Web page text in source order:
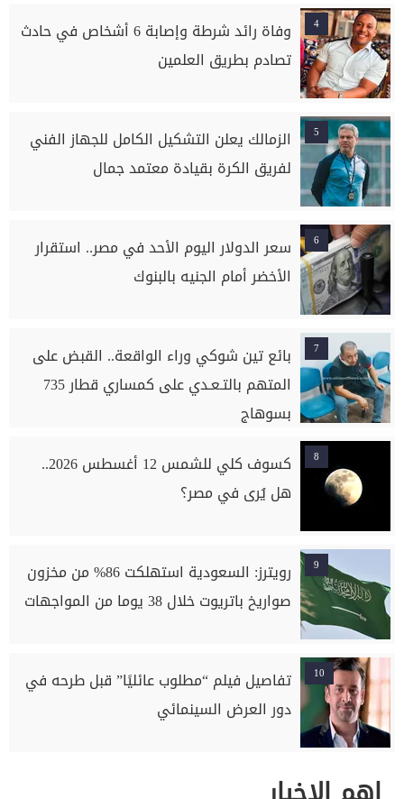
4
وفاة رائد شرطة وإصابة 6 أشخاص في حادث
تصادم بطريق العلمين
5
الزمالك يعلن التشكيل الكامل للجهاز الفني
لفريق الكرة بقيادة معتمد جمال
6
سعر الدولار اليوم الأحد في مصر.. استقرار
الأخضر أمام الجنيه بالبنوك
7
بائع تين شوكي وراء الواقعة.. القبض على
المتهم بالتـعـدي على كمساري قطار 735
بسوهاج
8
كسوف كلي للشمس 12 أغسطس 2026..
هل يُرى في مصر؟
9
رويترز: السعودية استهلكت 86% من مخزون
صواريخ باتريوت خلال 38 يوما من المواجهات
10
تفاصيل فيلم “مطلوب عائليًا” قبل طرحه في
دور العرض السينمائي